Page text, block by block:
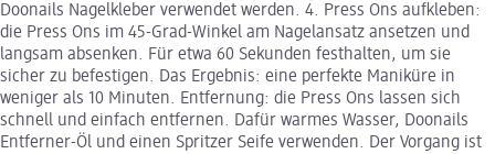
Doonails Nagelkleber verwendet werden. 4. Press Ons aufkleben:
die Press Ons im 45-Grad-Winkel am Nagelansatz ansetzen und
langsam absenken. Für etwa 60 Sekunden festhalten, um sie
sicher zu befestigen. Das Ergebnis: eine perfekte Maniküre in
weniger als 10 Minuten. Entfernung: die Press Ons lassen sich
schnell und einfach entfernen. Dafür warmes Wasser, Doonails
Entferner-Öl und einen Spritzer Seife verwenden. Der Vorgang ist